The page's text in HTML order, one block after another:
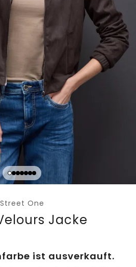
Street One
Jacke
ist ausverkauft.